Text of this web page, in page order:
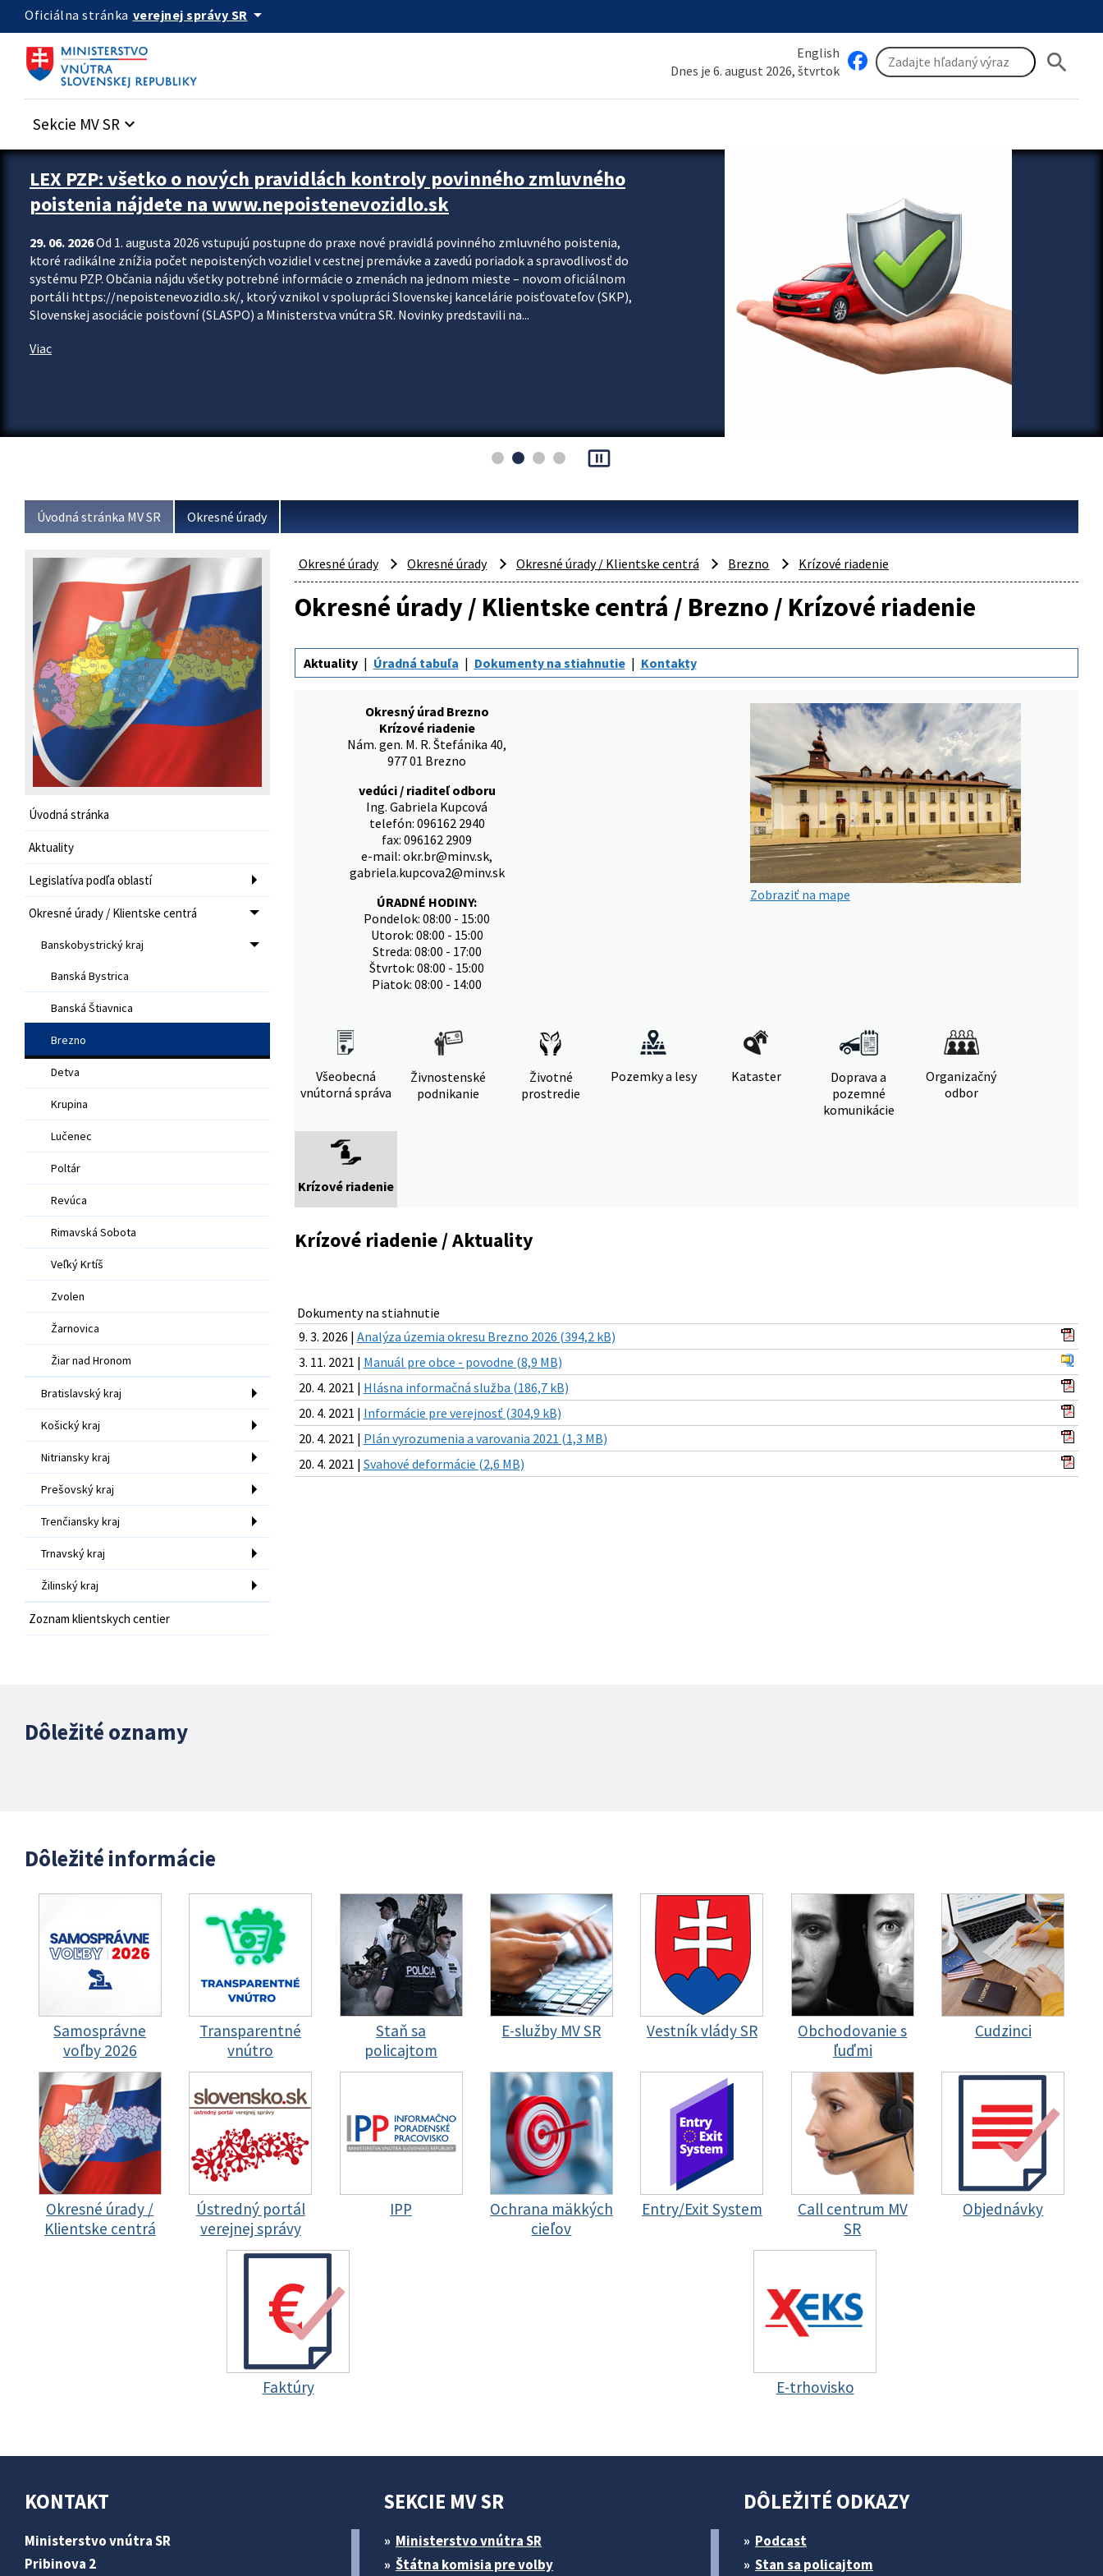
Preskocit na hlavný obsah
Oficiálna stránka verejnej správy SR arrow_drop_down
English
Dnes je 6. august 2026, štvrtok
search
Sekcie MV SR keyboard_arrow_down
Zastavit automatický posun upútavok
LEX PZP: všetko o nových pravidlách kontroly povinného zmluvného
poistenia nájdete na www.nepoistenevozidlo.sk
29. 06. 2026Od 1. augusta 2026 vstupujú postupne do praxe nové pravidlá povinného zmluvného poistenia,
ktoré radikálne znížia počet nepoistených vozidiel v cestnej premávke a zavedú poriadok a spravodlivosť do
systému PZP. Občania nájdu všetky potrebné informácie o zmenách na jednom mieste – novom oficiálnom
portáli https://nepoistenevozidlo.sk/, ktorý vznikol v spolupráci Slovenskej kancelárie poisťovateľov (SKP),
Slovenskej asociácie poisťovní (SLASPO) a Ministerstva vnútra SR. Novinky predstavili na...
Viac
pause_presentation
Úvodná stránka MV SR Okresné úrady
Úvodná stránka
Aktuality
Legislatíva podľa oblastí
Okresné úrady / Klientske centrá
Banskobystrický kraj
Banská Bystrica
Banská Štiavnica
Brezno
Detva
Krupina
Lučenec
Poltár
Revúca
Rimavská Sobota
Veľký Krtíš
Zvolen
Žarnovica
Žiar nad Hronom
Bratislavský kraj
Košický kraj
Nitriansky kraj
Prešovský kraj
Trenčiansky kraj
Trnavský kraj
Žilinský kraj
Zoznam klientskych centier
Okresné úrady Okresné úrady Okresné úrady / Klientske centrá Brezno Krízové riadenie
Okresné úrady / Klientske centrá / Brezno / Krízové riadenie
Aktuality Úradná tabuľa Dokumenty na stiahnutie Kontakty
Okresný úrad Brezno
Krízové riadenie
Nám. gen. M. R. Štefánika 40,
977 01 Brezno
vedúci / riaditeľ odboru
Ing. Gabriela Kupcová
telefón: 096162 2940
fax: 096162 2909
e-mail: okr.br@minv.sk,
gabriela.kupcova2@minv.sk
ÚRADNÉ HODINY:
Pondelok: 08:00 - 15:00
Utorok: 08:00 - 15:00
Streda: 08:00 - 17:00
Štvrtok: 08:00 - 15:00
Piatok: 08:00 - 14:00
Zobraziť na mape
Všeobecná
vnútorná správa
Živnostenské
podnikanie
Životné
prostredie
Pozemky a lesy Kataster
Doprava a
pozemné
komunikácie
Organizačný
odbor
Krízové riadenie
Krízové riadenie / Aktuality
Dokumenty na stiahnutie
9. 3. 2026 | Analýza územia okresu Brezno 2026 (394,2 kB)
3. 11. 2021 | Manuál pre obce - povodne (8,9 MB)
20. 4. 2021 | Hlásna informačná služba (186,7 kB)
20. 4. 2021 | Informácie pre verejnosť (304,9 kB)
20. 4. 2021 | Plán vyrozumenia a varovania 2021 (1,3 MB)
20. 4. 2021 | Svahové deformácie (2,6 MB)
Dôležité oznamy
Dôležité informácie
Samosprávne
voľby 2026
Transparentné
vnútro
Staň sa
policajtom
E-služby MV SR Vestník vlády SR
Obchodovanie s
ľuďmi
Cudzinci
Okresné úrady /
Klientske centrá
Ústredný portál
verejnej správy
IPP
Ochrana mäkkých
cieľov
Entry/Exit System
Call centrum MV
SR
Objednávky
Faktúry E-trhovisko
KONTAKT
Ministerstvo vnútra SR
Pribinova 2
SEKCIE MV SR
Ministerstvo vnútra SR
Štátna komisia pre volby
DÔLEŽITÉ ODKAZY
Podcast
Stan sa policajtom